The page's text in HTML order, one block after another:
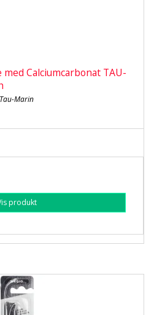
Calciumcarbonat TAU-
Tau-Marin
produkt